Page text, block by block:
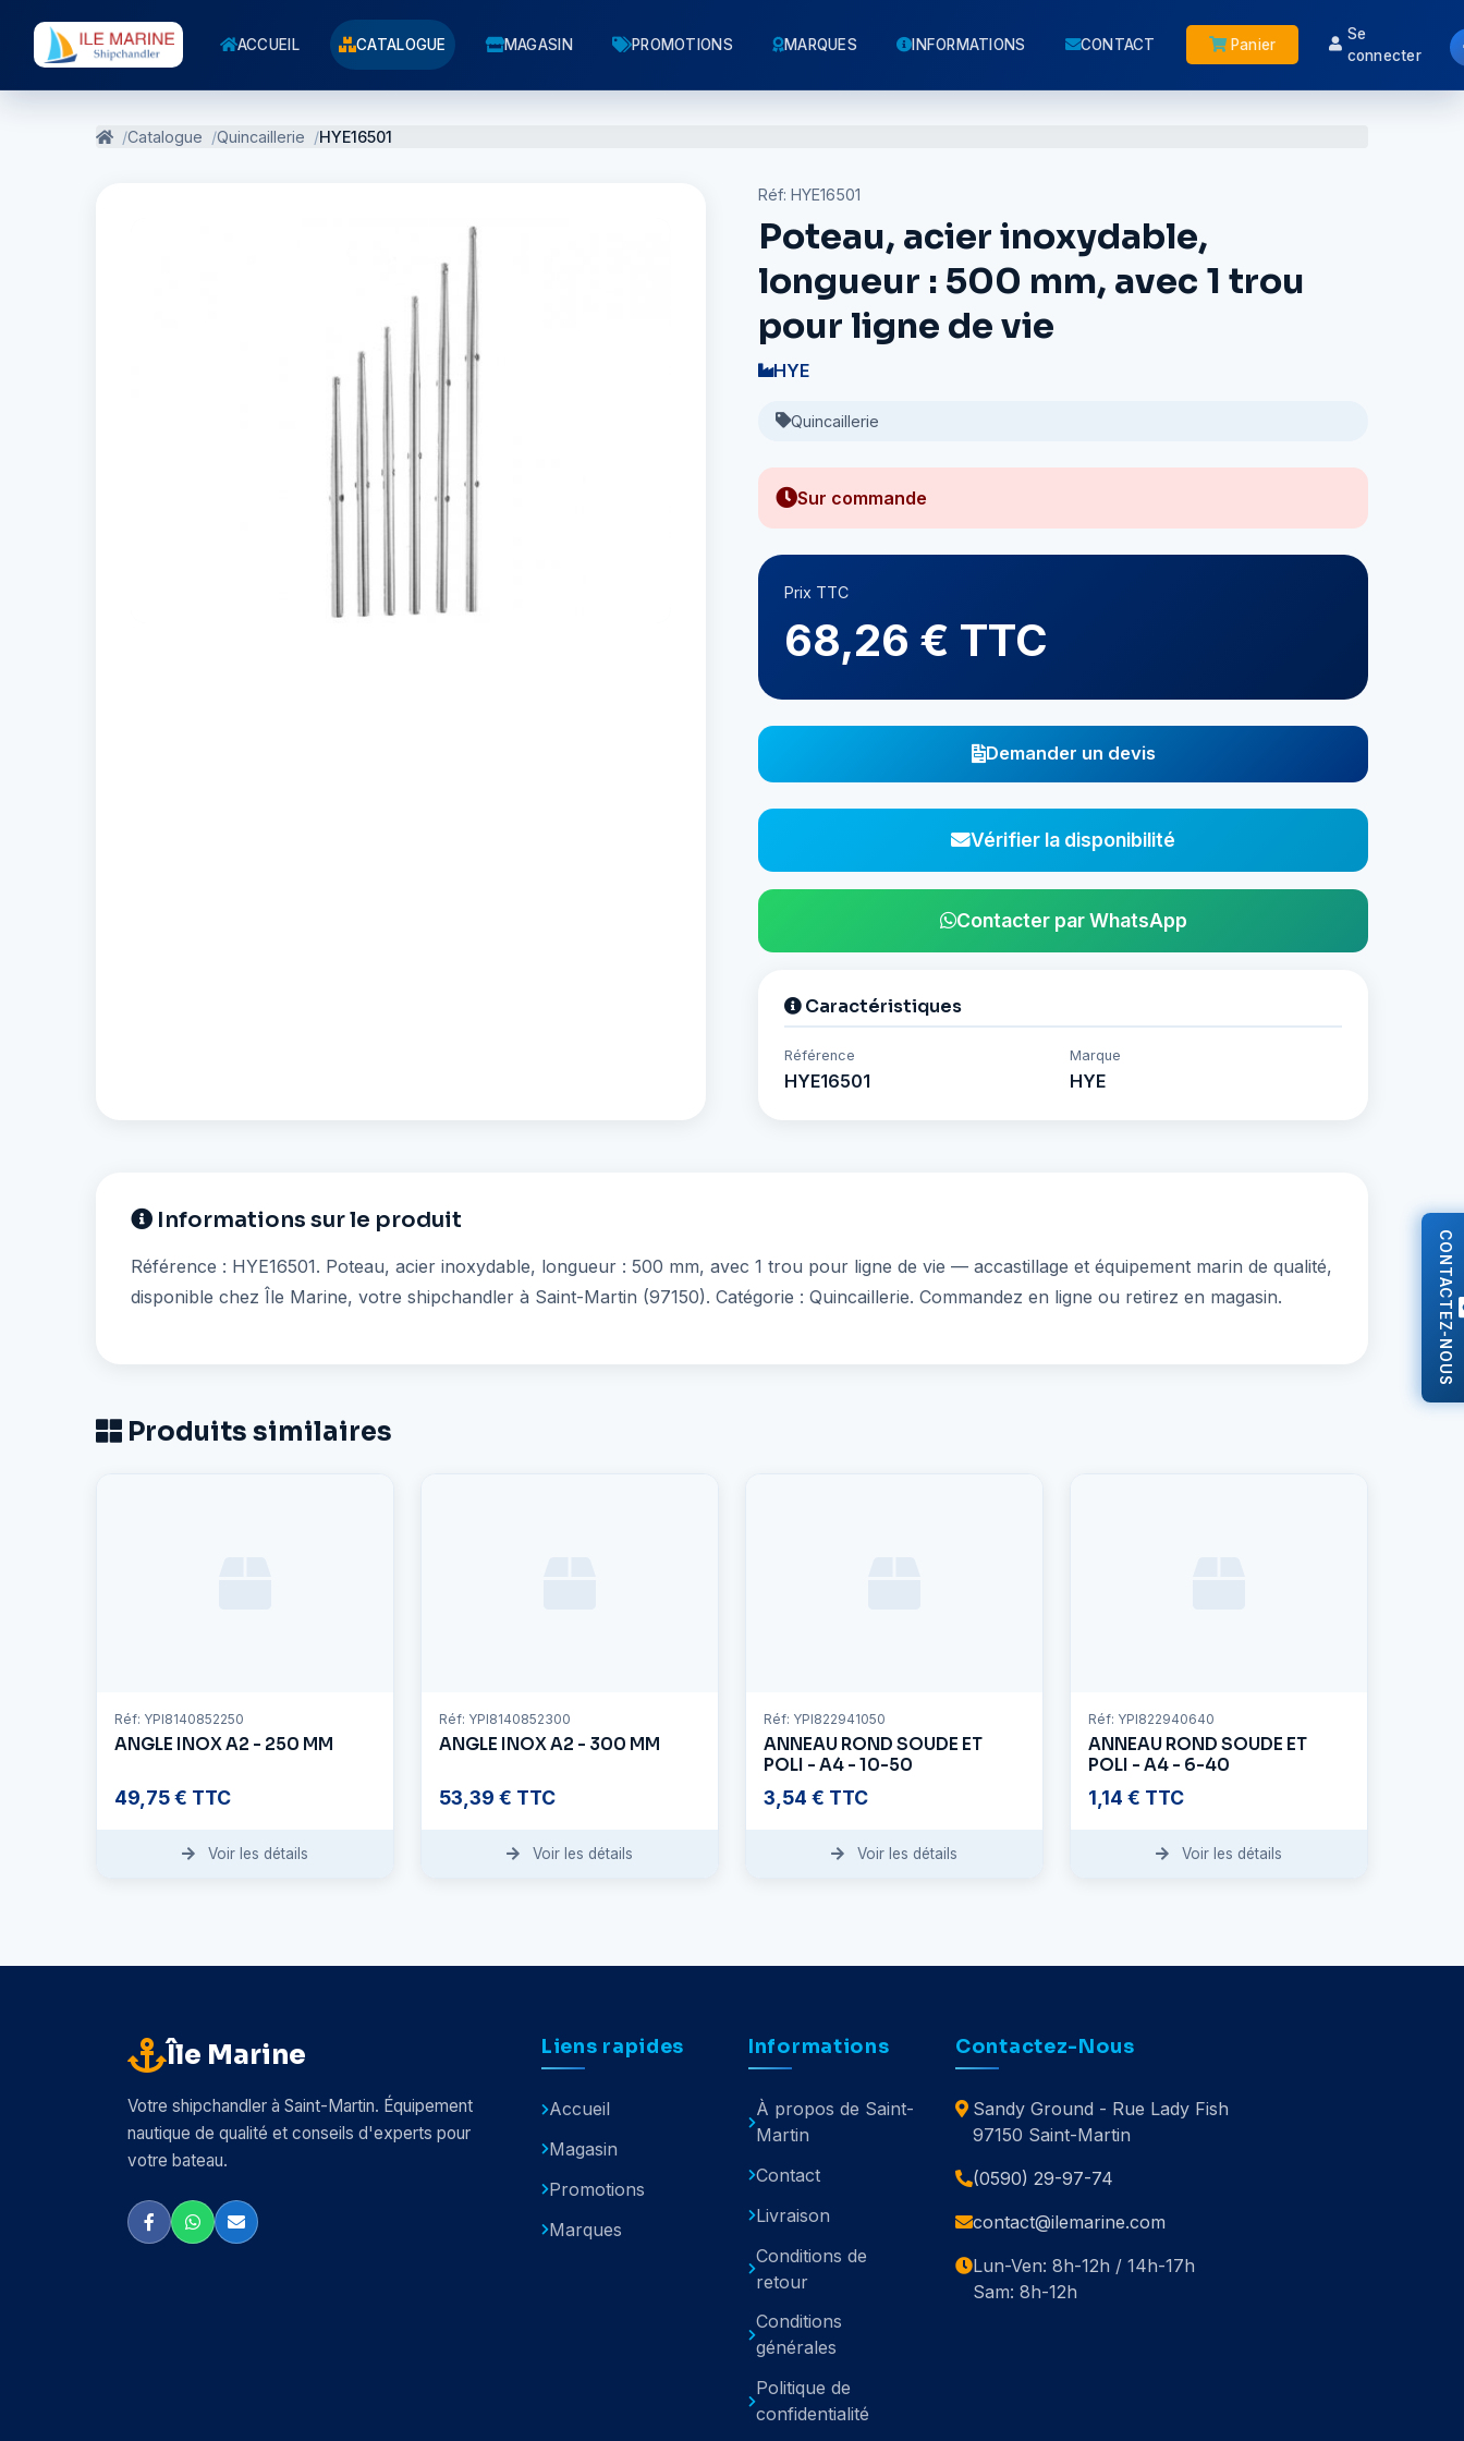
CONTACTEZ-NOUS
ACCUEIL CATALOGUE MAGASIN PROMOTIONS MARQUES INFORMATIONS CONTACT Panier
Se
connecter
Catalogue Quincaillerie HYE16501
Réf: HYE16501
Poteau, acier inoxydable,
longueur : 500 mm, avec 1 trou
pour ligne de vie
HYE
Quincaillerie
Sur commande
Prix TTC
68,26 € TTC
Demander un devis
Vérifier la disponibilité
Contacter par WhatsApp
Caractéristiques
Référence
HYE16501
Marque
HYE
Informations sur le produit
Référence : HYE16501. Poteau, acier inoxydable, longueur : 500 mm, avec 1 trou pour ligne de vie — accastillage et équipement marin de qualité,
disponible chez Île Marine, votre shipchandler à Saint-Martin (97150). Catégorie : Quincaillerie. Commandez en ligne ou retirez en magasin.
Produits similaires
Réf: YPI8140852250
ANGLE INOX A2 - 250 MM
49,75 € TTC
Voir les détails
Réf: YPI8140852300
ANGLE INOX A2 - 300 MM
53,39 € TTC
Voir les détails
Réf: YPI822941050
ANNEAU ROND SOUDE ET
POLI - A4 - 10-50
3,54 € TTC
Voir les détails
Réf: YPI822940640
ANNEAU ROND SOUDE ET
POLI - A4 - 6-40
1,14 € TTC
Voir les détails
Île Marine
Votre shipchandler à Saint-Martin. Équipement
nautique de qualité et conseils d'experts pour
votre bateau.
Liens rapides
Accueil
Magasin
Promotions
Marques
Informations
À propos de Saint-
Martin
Contact
Livraison
Conditions de
retour
Conditions
générales
Politique de
confidentialité
Contactez-Nous
Sandy Ground - Rue Lady Fish
97150 Saint-Martin
(0590) 29-97-74
contact@ilemarine.com
Lun-Ven: 8h-12h / 14h-17h
Sam: 8h-12h